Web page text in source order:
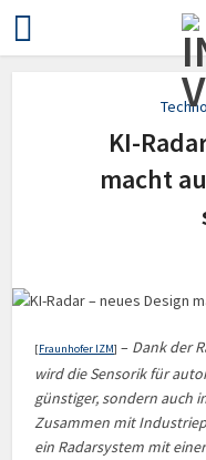
KI-
macht
[Fraunhofer IZM] – Dank der
wird die Sensorik für
günstiger, sondern auch
Zusammen mit
ein Radarsystem mit